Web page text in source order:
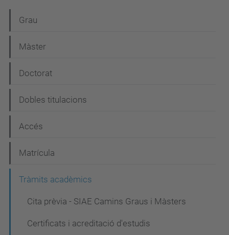
a
v
g
a
i
ó
Grau
Màster
Doctorat
Dobles titulacions
Accés
Matrícula
Tràmits acadèmics
Cita prèvia - SIAE Camins Graus i Màsters
Certificats i acreditació d'estudis